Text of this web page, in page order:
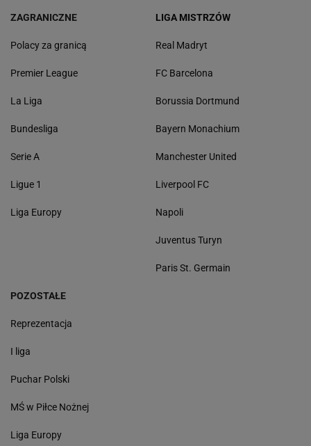
ZAGRANICZNE
Polacy za granicą
Premier League
La Liga
Bundesliga
Serie A
Ligue 1
Liga Europy
LIGA MISTRZÓW
Real Madryt
FC Barcelona
Borussia Dortmund
Bayern Monachium
Manchester United
Liverpool FC
Napoli
Juventus Turyn
Paris St. Germain
POZOSTAŁE
Reprezentacja
I liga
Puchar Polski
MŚ w Piłce Nożnej
Liga Europy